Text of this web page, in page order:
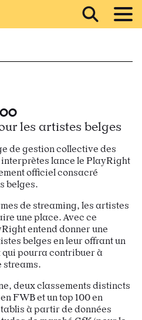
mail
les artistes belges
de gestion collective des
lance le PlayRight
officiel consacré
belges.
de streaming, les artistes
une place. Avec ce
entend donner une
belges en leur offrant un
pourra contribuer à
streams.
deux classements distincts
FWB et un top 100 en
à partir de données